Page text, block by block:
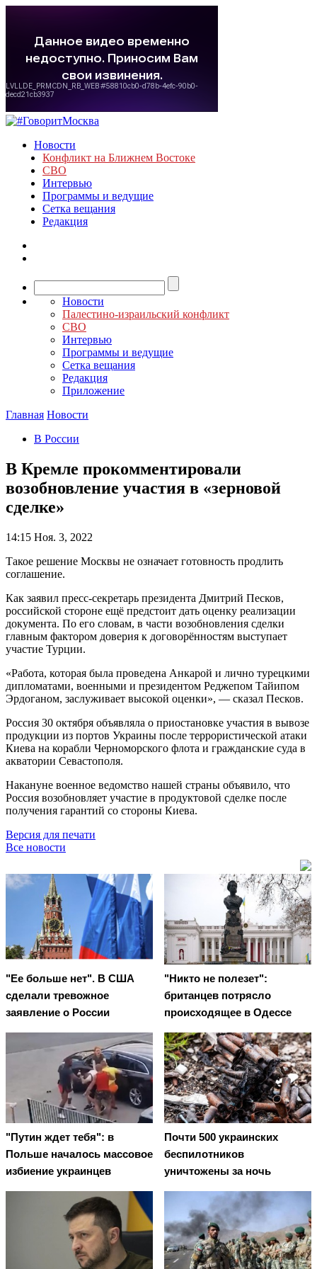
Новости
Конфликт на Ближнем Востоке
СВО
Интервью
Программы и ведущие
Сетка вещания
Редакция
Новости
Палестино-израильский конфликт
СВО
Интервью
Программы и ведущие
Сетка вещания
Редакция
Приложение
Главная Новости
В России
В Кремле прокомментировали
возобновление участия в «зерновой
сделке»
14:15 Ноя. 3, 2022
Такое решение Москвы не означает готовность продлить
соглашение.
Как заявил пресс-секретарь президента Дмитрий Песков,
российской стороне ещё предстоит дать оценку реализации
документа. По его словам, в части возобновления сделки
главным фактором доверия к договорённостям выступает
участие Турции.
«Работа, которая была проведена Анкарой и лично турецкими
дипломатами, военными и президентом Реджепом Тайипом
Эрдоганом, заслуживает высокой оценки», — сказал Песков.
Россия 30 октября объявляла о приостановке участия в вывозе
продукции из портов Украины после террористической атаки
Киева на корабли Черноморского флота и гражданские суда в
акватории Севастополя.
Накануне военное ведомство нашей страны объявило, что
Россия возобновляет участие в продуктовой сделке после
получения гарантий со стороны Киева.
Версия для печати
Все новости
"Ее больше нет". В США
сделали тревожное
заявление о России
"Никто не полезет":
британцев потрясло
происходящее в Одессе
"Путин ждет тебя": в
Польше началось массовое
избиение украинцев
Почти 500 украинских
беспилотников
уничтожены за ночь